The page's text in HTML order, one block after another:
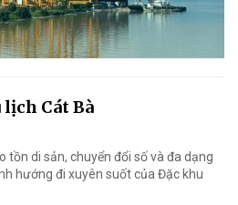
Cát Bà
tồn di sản, chuyển đổi số và đa dạng
hướng đi xuyên suốt của Đặc khu